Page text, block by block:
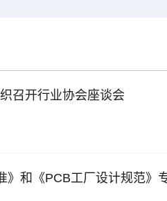
召开行业协会座谈会